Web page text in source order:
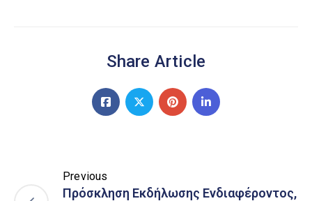
Share Article
Previous
Πρόσκληση Εκδήλωσης Ενδιαφέροντος,